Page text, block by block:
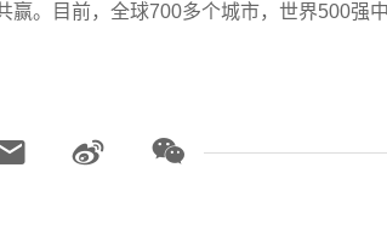
。目前，全球700多个城市，世界500强